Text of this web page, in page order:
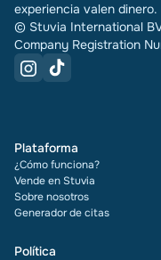
experiencia valen dinero.
© Stuvia International
Company Registration
Plataforma
¿Cómo funciona?
Vende en Stuvia
Sobre nosotros
Generador de citas
Política